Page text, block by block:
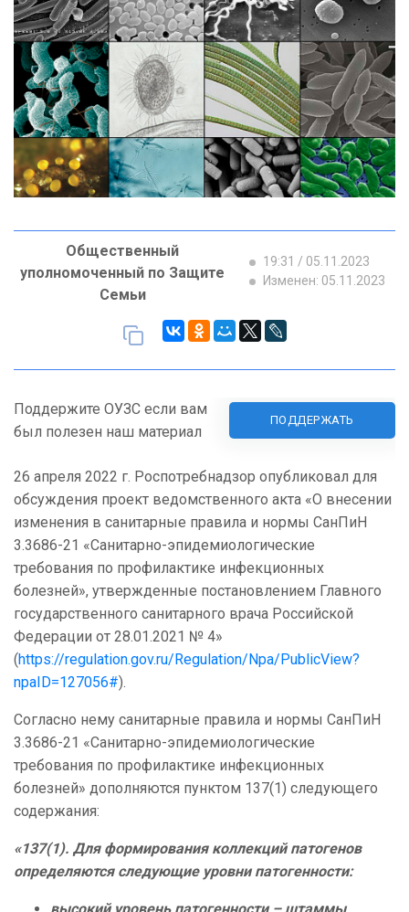
Общественный
уполномоченный по Защите
Семьи
19:31 / 05.11.2023
Изменен: 05.11.2023
Поддержите ОУЗС если вам
был полезен наш материал
ПОДДЕРЖАТЬ
26 апреля 2022 г. Роспотребнадзор опубликовал для
обсуждения проект ведомственного акта «О внесении
изменения в санитарные правила и нормы СанПиН
3.3686-21 «Санитарно-эпидемиологические
требования по профилактике инфекционных
болезней», утвержденные постановлением Главного
государственного санитарного врача Российской
Федерации от 28.01.2021 № 4»
(https://regulation.gov.ru/Regulation/Npa/PublicView?
npaID=127056#).
Согласно нему санитарные правила и нормы СанПиН
3.3686-21 «Санитарно-эпидемиологические
требования по профилактике инфекционных
болезней» дополняются пунктом 137(1) следующего
содержания:
«137(1). Для формирования коллекций патогенов
определяются следующие уровни патогенности: